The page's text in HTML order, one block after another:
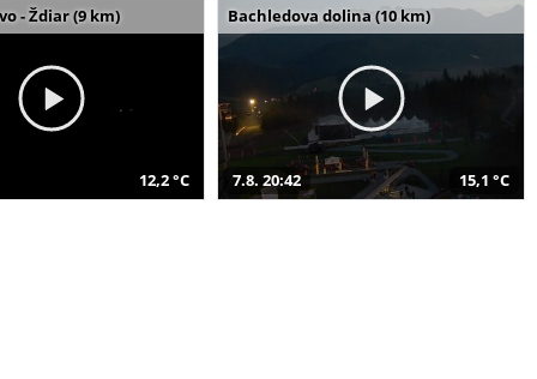
- Ždiar (9 km)
12,2 °C
Bachledova dolina (10 km)
7.8. 20:42 15,1 °C